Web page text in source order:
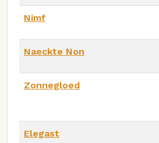
Nimf
Naeckte Non
Zonnegloed
Elegast